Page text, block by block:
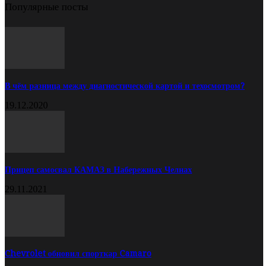
Популярные посты
В чём разница между диагностической картой и техосмотром?
19.12.2020
Прицеп самосвал КАМАЗ в Набережных Челнах
29.11.2021
Chevrolet обновил спорткар Camaro